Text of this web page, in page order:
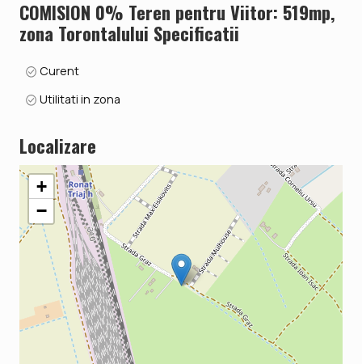
Se accepta ca si modalitate de plata surse proprii.
ID intern: V6246
COMISION 0% Teren pentru Viitor: 519mp,
zona Torontalului Specificatii
Curent
Utilitati in zona
Localizare
+
−